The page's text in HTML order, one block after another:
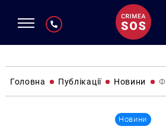
Головна Публікації Новини
Новини